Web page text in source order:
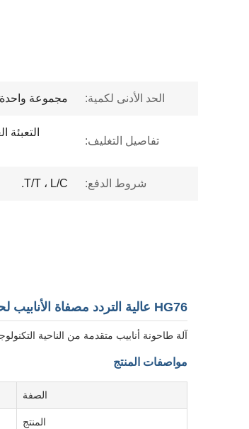
الحد الأدنى لكمية: مجموعة واحدة
تفاصيل التغليف:
شروط الدفع: T/T ، L/C.
HG76 عالية التردد مصفاة الأنابيب لحام
آلة طاحونة أنابيب متقدمة من الناحية
مواصفات المنتج
الصفة
المنتج